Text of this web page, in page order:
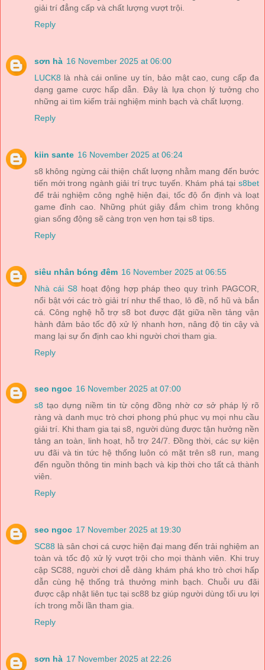
giải trí đẳng cấp và chất lượng vượt trội.
Reply
sơn hà 16 November 2025 at 06:00
LUCK8 là nhà cái online uy tín, bảo mật cao, cung cấp đa
dạng game cược hấp dẫn. Đây là lựa chọn lý tưởng cho
những ai tìm kiếm trải nghiệm minh bạch và chất lượng.
Reply
kiin sante 16 November 2025 at 06:24
s8 không ngừng cải thiện chất lượng nhằm mang đến bước
tiến mới trong ngành giải trí trực tuyến. Khám phá tại s8bet
để trải nghiệm công nghệ hiện đại, tốc độ ổn định và loạt
game đỉnh cao. Những phút giây đắm chìm trong không
gian sống động sẽ càng trọn vẹn hơn tại s8 tips.
Reply
siêu nhân bóng đêm 16 November 2025 at 06:55
Nhà cái S8 hoạt động hợp pháp theo quy trình PAGCOR,
nổi bật với các trò giải trí như thể thao, lô đề, nổ hũ và bắn
cá. Công nghệ hỗ trợ s8 bot được đặt giữa nền tảng vận
hành đảm bảo tốc độ xử lý nhanh hơn, nâng độ tin cậy và
mang lại sự ổn định cao khi người chơi tham gia.
Reply
seo ngoc 16 November 2025 at 07:00
s8 tạo dựng niềm tin từ cộng đồng nhờ cơ sở pháp lý rõ
ràng và danh mục trò chơi phong phú phục vụ mọi nhu cầu
giải trí. Khi tham gia tại s8, người dùng được tận hưởng nền
tảng an toàn, linh hoạt, hỗ trợ 24/7. Đồng thời, các sự kiện
ưu đãi và tin tức hệ thống luôn có mặt trên s8 run, mang
đến nguồn thông tin minh bạch và kịp thời cho tất cả thành
viên.
Reply
seo ngoc 17 November 2025 at 19:30
SC88 là sân chơi cá cược hiện đại mang đến trải nghiệm an
toàn và tốc độ xử lý vượt trội cho mọi thành viên. Khi truy
cập SC88, người chơi dễ dàng khám phá kho trò chơi hấp
dẫn cùng hệ thống trả thưởng minh bạch. Chuỗi ưu đãi
được cập nhật liên tục tại sc88 bz giúp người dùng tối ưu lợi
ích trong mỗi lần tham gia.
Reply
sơn hà 17 November 2025 at 22:26